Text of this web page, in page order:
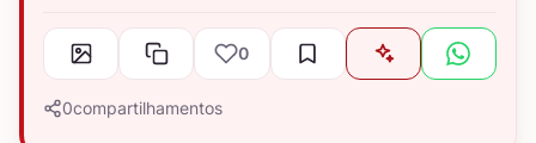
0
0compartilhamentos